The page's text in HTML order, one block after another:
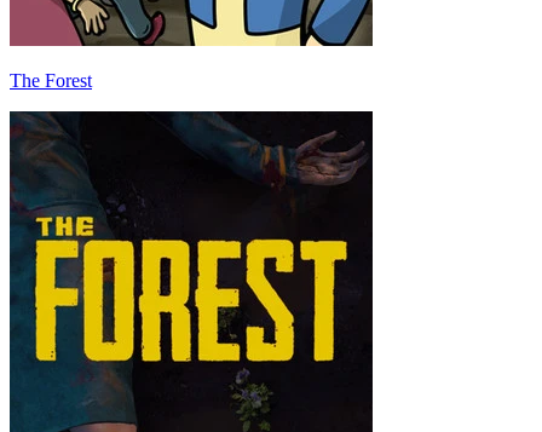
The Forest